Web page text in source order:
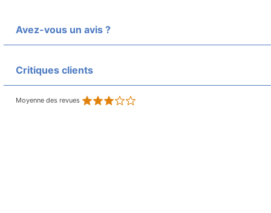
Avez-vous un avis ?
Critiques clients
Moyenne des revues